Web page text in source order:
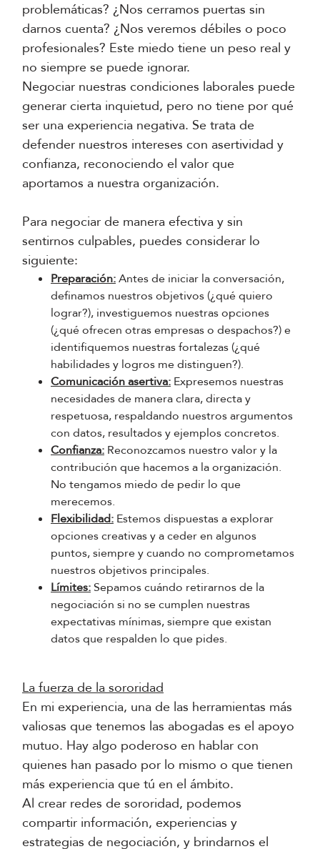
problemáticas? ¿Nos cerramos puertas sin
darnos cuenta? ¿Nos veremos débiles o poco
profesionales? Este miedo tiene un peso real y
no siempre se puede ignorar.
Negociar nuestras condiciones laborales puede
generar cierta inquietud, pero no tiene por qué
ser una experiencia negativa. Se trata de
defender nuestros intereses con asertividad y
confianza, reconociendo el valor que
aportamos a nuestra organización.
Para negociar de manera efectiva y sin
sentirnos culpables, puedes considerar lo
siguiente:
Preparación:Antes de iniciar la conversación,
definamos nuestros objetivos (¿qué quiero
lograr?), investiguemos nuestras opciones
(¿qué ofrecen otras empresas o despachos?) e
identifiquemos nuestras fortalezas (¿qué
habilidades y logros me distinguen?).
Comunicación asertiva: Expresemos nuestras
necesidades de manera clara, directa y
respetuosa, respaldando nuestros argumentos
con datos, resultados y ejemplos concretos.
Confianza: Reconozcamos nuestro valor y la
contribución que hacemos a la organización.
No tengamos miedo de pedir lo que
merecemos.
Flexibilidad: Estemos dispuestas a explorar
opciones creativas y a ceder en algunos
puntos, siempre y cuando no comprometamos
nuestros objetivos principales.
Límites:Sepamos cuándo retirarnos de la
negociación si no se cumplen nuestras
expectativas mínimas, siempre que existan
datos que respalden lo que pides.
La fuerza de la sororidad
En mi experiencia, una de las herramientas más
valiosas que tenemos las abogadas es el apoyo
mutuo. Hay algo poderoso en hablar con
quienes han pasado por lo mismo o que tienen
más experiencia que tú en el ámbito.
Al crear redes de sororidad, podemos
compartir información, experiencias y
estrategias de negociación, y brindarnos el